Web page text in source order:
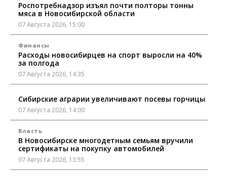
Роспотребнадзор изъял почти полторы тонны
мяса в Новосибирской области
07 Августа 2026, 15:00
Финансы
Расходы новосибирцев на спорт выросли на 40%
за полгода
07 Августа 2026, 14:35
Сибирские аграрии увеличивают посевы горчицы
07 Августа 2026, 14:00
Власть
В Новосибирске многодетным семьям вручили
сертификаты на покупку автомобилей
07 Августа 2026, 13:55